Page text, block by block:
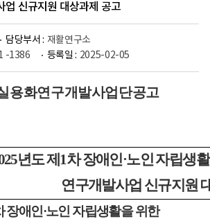
업 신규지원 대상과제 공고
담당부서 : 재활연구소
-1386 등록일 : 2025-02-05
용화연구개발사업단공고
년도 제1차 장애인·노인 자립생
연구개발사업 신규지원
장애인·노인 자립생활을 위한